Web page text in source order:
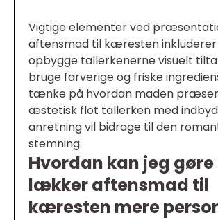
Vigtige elementer ved
aftensmad til kæresten
opbygge tallerkenerne visuelt
bruge farverige og friske
tænke på hvordan maden
æstetisk flot tallerken med
anretning vil bidrage til den
stemning.
Hvordan kan jeg gøre
lækker aftensmad til
kæresten mere